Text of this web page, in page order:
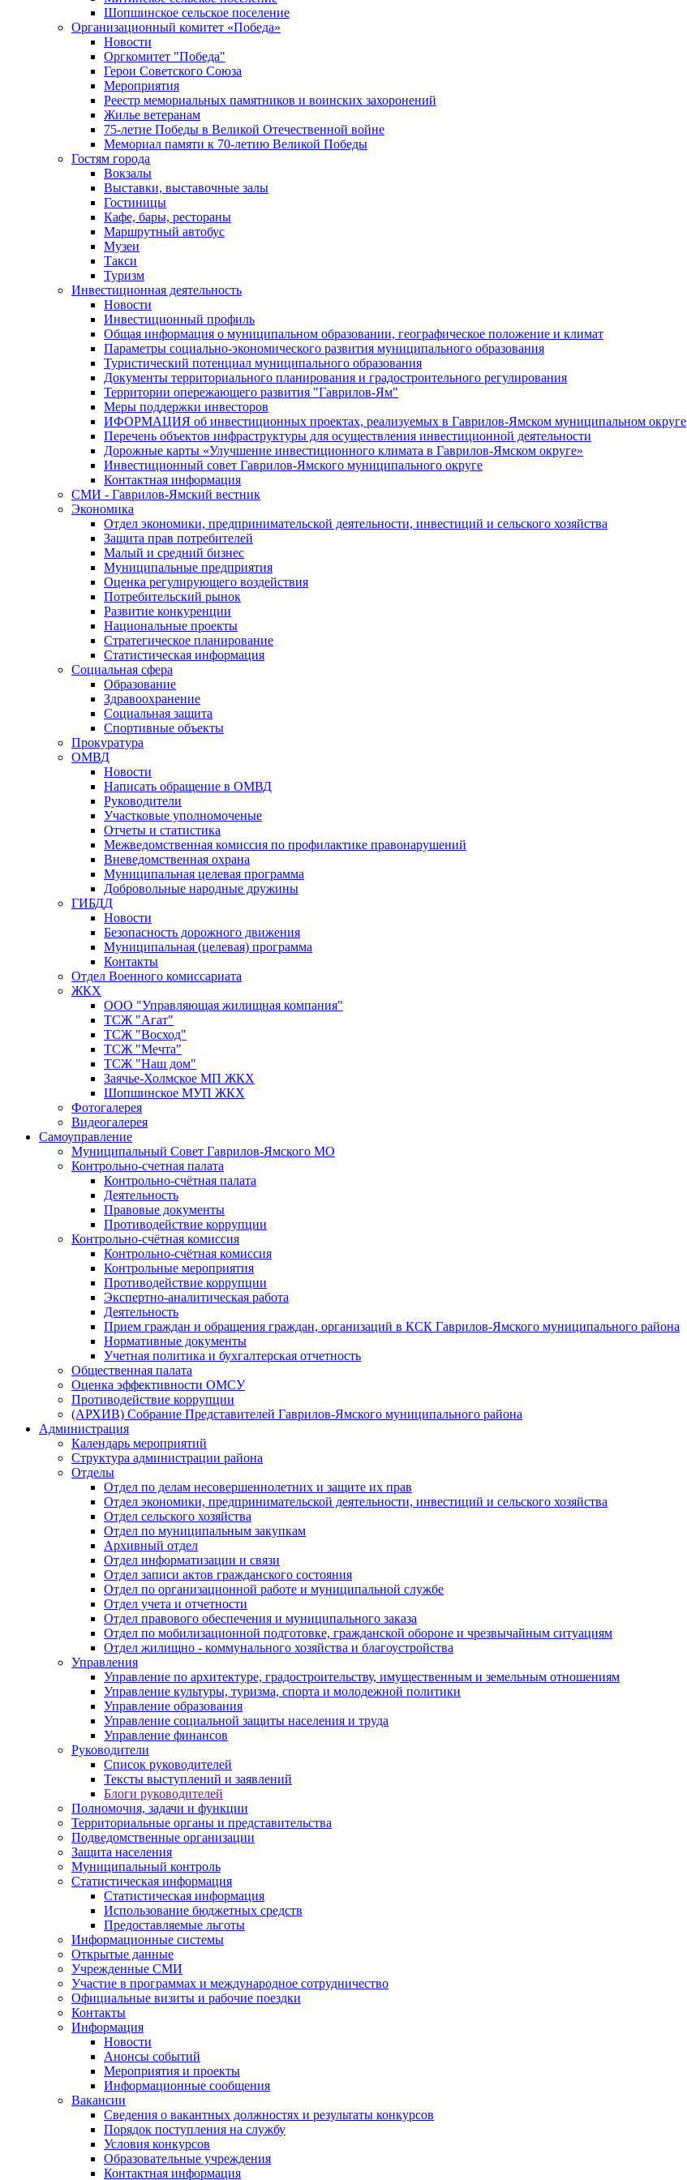
Шопшинское сельское поселение
Организационный комитет «Победа»
Новости
Оргкомитет "Победа"
Герои Советского Союза
Мероприятия
Реестр мемориальных памятников и воинских захоронений
Жилье ветеранам
75-летие Победы в Великой Отечественной войне
Мемориал памяти к 70-летию Великой Победы
Гостям города
Вокзалы
Выставки, выставочные залы
Гостиницы
Кафе, бары, рестораны
Маршрутный автобус
Музеи
Такси
Туризм
Инвестиционная деятельность
Новости
Инвестиционный профиль
Общая информация о муниципальном образовании, географическое положение и климат
Параметры социально-экономического развития муниципального образования
Туристический потенциал муниципального образования
Документы территориального планирования и градостроительного регулирования
Территории опережающего развития "Гаврилов-Ям"
Меры поддержки инвесторов
ИФОРМАЦИЯ об инвестиционных проектах, реализуемых в Гаврилов-Ямском муниципальном округе
Перечень объектов инфраструктуры для осуществления инвестиционной деятельности
Дорожные карты «Улучшение инвестиционного климата в Гаврилов-Ямском округе»
Инвестиционный совет Гаврилов-Ямского муниципального округе
Контактная информация
СМИ - Гаврилов-Ямский вестник
Экономика
Отдел экономики, предпринимательской деятельности, инвестиций и сельского хозяйства
Защита прав потребителей
Малый и средний бизнес
Муниципальные предприятия
Оценка регулирующего воздействия
Потребительский рынок
Развитие конкуренции
Национальные проекты
Стратегическое планирование
Статистическая информация
Социальная сфера
Образование
Здравоохранение
Социальная защита
Спортивные объекты
Прокуратура
ОМВД
Новости
Написать обращение в ОМВД
Руководители
Участковые уполномоченые
Отчеты и статистика
Межведомственная комиссия по профилактике правонарушений
Вневедомственная охрана
Муниципальная целевая программа
Добровольные народные дружины
ГИБДД
Новости
Безопасность дорожного движения
Муниципальная (целевая) программа
Контакты
Отдел Военного комиссариата
ЖКХ
ООО "Управляющая жилищная компания"
ТСЖ "Агат"
ТСЖ "Восход"
ТСЖ "Мечта"
ТСЖ "Наш дом"
Заячье-Холмское МП ЖКХ
Шопшинское МУП ЖКХ
Фотогалерея
Видеогалерея
Самоуправление
Муниципальный Совет Гаврилов-Ямского МО
Контрольно-счетная палата
Контрольно-счётная палата
Деятельность
Правовые документы
Противодействие коррупции
Контрольно-счётная комиссия
Контрольно-счётная комиссия
Контрольные мероприятия
Противодействие коррупции
Экспертно-аналитическая работа
Деятельность
Прием граждан и обращения граждан, организаций в КСК Гаврилов-Ямского муниципального района
Нормативные документы
Учетная политика и бухгалтерская отчетность
Общественная палата
Оценка эффективности ОМСУ
Противодействие коррупции
(АРХИВ) Собрание Представителей Гаврилов-Ямского муниципального района
Администрация
Календарь мероприятий
Структура администрации района
Отделы
Отдел по делам несовершеннолетних и защите их прав
Отдел экономики, предпринимательской деятельности, инвестиций и сельского хозяйства
Отдел сельского хозяйства
Отдел по муниципальным закупкам
Архивный отдел
Отдел информатизации и связи
Отдел записи актов гражданского состояния
Отдел по организационной работе и муниципальной службе
Отдел учета и отчетности
Отдел правового обеспечения и муниципального заказа
Отдел по мобилизационной подготовке, гражданской обороне и чрезвычайным ситуациям
Отдел жилищно - коммунального хозяйства и благоустройства
Управления
Управление по архитектуре, градостроительству, имущественным и земельным отношениям
Управление культуры, туризма, спорта и молодежной политики
Управление образования
Управление социальной защиты населения и труда
Управление финансов
Руководители
Список руководителей
Тексты выступлений и заявлений
Блоги руководителей
Полномочия, задачи и функции
Территориальные органы и представительства
Подведомственные организации
Защита населения
Муниципальный контроль
Статистическая информация
Статистическая информация
Использование бюджетных средств
Предоставляемые льготы
Информационные системы
Открытые данные
Учрежденные СМИ
Участие в программах и международное сотрудничество
Официальные визиты и рабочие поездки
Контакты
Информация
Новости
Анонсы событий
Мероприятия и проекты
Информационные сообщения
Вакансии
Сведения о вакантных должностях и результаты конкурсов
Порядок поступления на службу
Условия конкурсов
Образовательные учреждения
Контактная информация